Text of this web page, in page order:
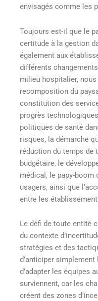
envisagés comme les
Toujours est-il que le
certitude à la gestion
également aux
différents
milieu hospitalier,
recomposition du
constitution des
progrès
politiques de santé
risques, la démarche
réduction du temps de
budgétaire, le
médical, le papy-
usagers, ainsi que
entre les
Le défi de toute entité
du contexte
stratégies et des
d’anticiper simplement
d’adapter les équipes
surviennent, car les
créent des zones